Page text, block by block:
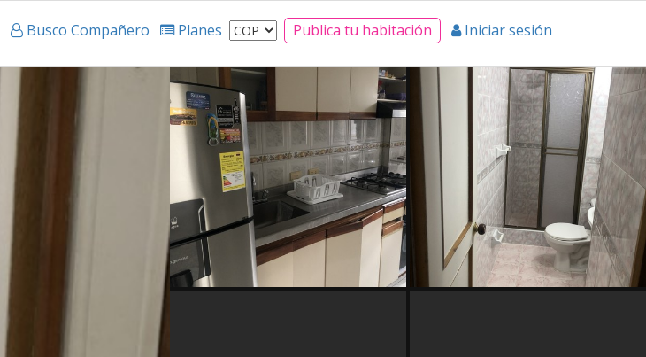
Busco Compañero Planes Publica tu habitación Iniciar sesión